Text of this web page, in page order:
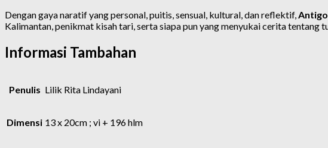
Dengan gaya naratif yang personal, puitis, sensual, kultural, dan reflektif,
Kalimantan, penikmat kisah tari, serta siapa pun yang menyukai cerita tentang
Informasi Tambahan
Penulis Lilik Rita Lindayani
Dimensi 13 x 20cm ; vi + 196 hlm